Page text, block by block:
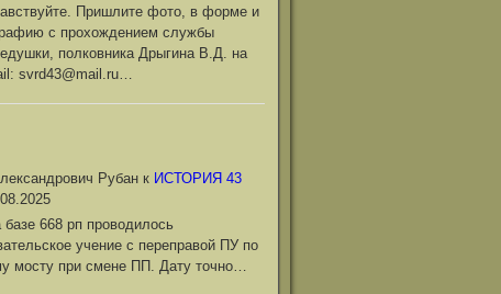
Пришлите фото, в форме и
с прохождением службы
полковника Дрыгина В.Д. на
svrd43@mail.ru…
Рубанк ИСТОРИЯ 43
668 рп проводилось
учение с переправой ПУ по
мосту при смене ПП. Дату точно…